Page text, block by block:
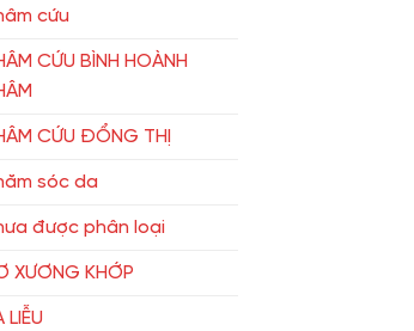
cứu
CỨU BÌNH HOÀNH
CỨU ĐỔNG THỊ
sóc da
được phân loại
XƯƠNG KHỚP
LIỄU